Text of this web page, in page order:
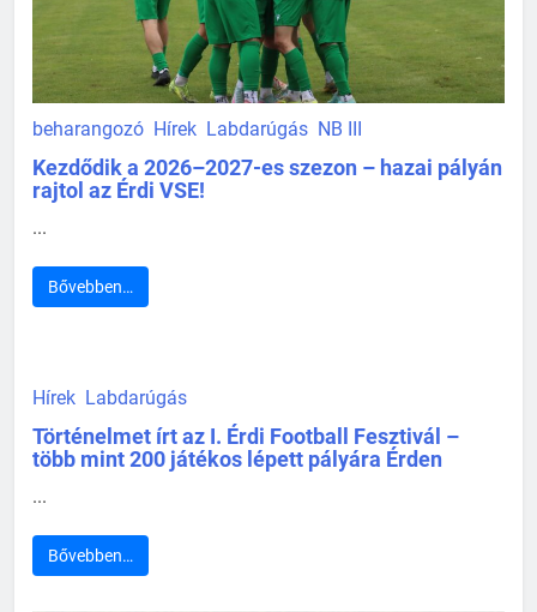
beharangozó Hírek Labdarúgás NB III
Kezdődik a 2026–2027-es szezon – hazai pályán
rajtol az Érdi VSE!
...
Bővebben…
Hírek Labdarúgás
Történelmet írt az I. Érdi Football Fesztivál –
több mint 200 játékos lépett pályára Érden
...
Bővebben…